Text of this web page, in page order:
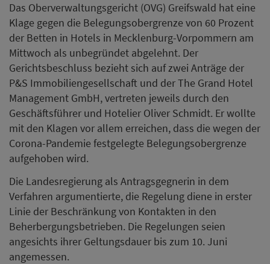
Das Oberverwaltungsgericht (OVG) Greifswald hat eine
Klage gegen die Belegungsobergrenze von 60 Prozent
der Betten in Hotels in Mecklenburg-Vorpommern am
Mittwoch als unbegründet abgelehnt. Der
Gerichtsbeschluss bezieht sich auf zwei Anträge der
P&S Immobiliengesellschaft und der The Grand Hotel
Management GmbH, vertreten jeweils durch den
Geschäftsführer und Hotelier Oliver Schmidt. Er wollte
mit den Klagen vor allem erreichen, dass die wegen der
Corona-Pandemie festgelegte Belegungsobergrenze
aufgehoben wird.
Die Landesregierung als Antragsgegnerin in dem
Verfahren argumentierte, die Regelung diene in erster
Linie der Beschränkung von Kontakten in den
Beherbergungsbetrieben. Die Regelungen seien
angesichts ihrer Geltungsdauer bis zum 10. Juni
angemessen.